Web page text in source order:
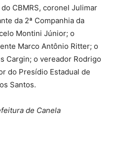
CBMRS, coronel Julimar
da 2ª Companhia da
Montini Júnior; o
Marco Antônio Ritter; o
Cargin; o vereador Rodrigo
do Presídio Estadual de
Santos.
de Canela